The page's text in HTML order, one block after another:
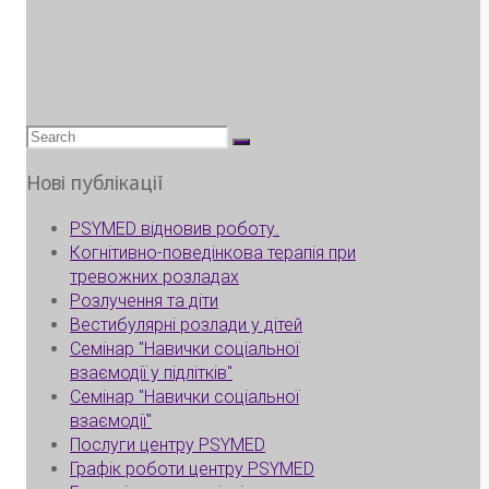
Search
Нові публікації
PSYMED відновив роботу.
Когнітивно-поведінкова терапія при
тревожних розладах
Розлучення та діти
Вестибулярні розлади у дітей
Семінар "Навички соціальної
взаємодії у підлітків"
Семінар "Навички соціальної
взаємодії"
Послуги центру PSYMED
Графік роботи центру PSYMED